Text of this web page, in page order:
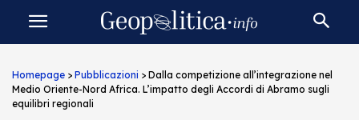
Homepage > Pubblicazioni > Dalla competizione all’integrazione nel
Medio Oriente-Nord Africa. L’impatto degli Accordi di Abramo sugli
equilibri regionali